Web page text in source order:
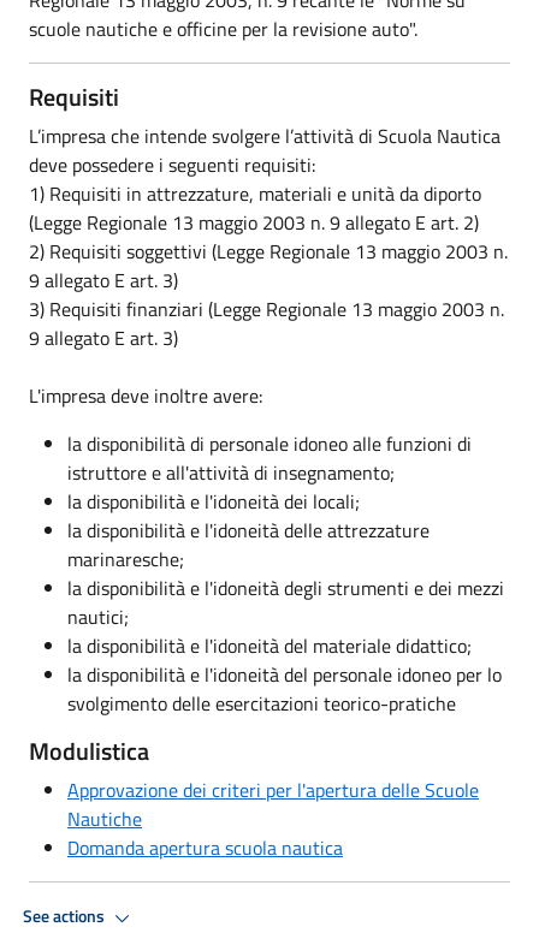
scuole nautiche e officine per la revisione auto".
Requisiti
L’impresa che intende svolgere l’attività di Scuola Nautica
deve possedere i seguenti requisiti:
1) Requisiti in attrezzature, materiali e unità da diporto
(Legge Regionale 13 maggio 2003 n. 9 allegato E art. 2)
2) Requisiti soggettivi (Legge Regionale 13 maggio 2003 n.
9 allegato E art. 3)
3) Requisiti finanziari (Legge Regionale 13 maggio 2003 n.
9 allegato E art. 3)
L'impresa deve inoltre avere:
la disponibilità di personale idoneo alle funzioni di
istruttore e all'attività di insegnamento;
la disponibilità e l'idoneità dei locali;
la disponibilità e l'idoneità delle attrezzature
marinaresche;
la disponibilità e l'idoneità degli strumenti e dei mezzi
nautici;
la disponibilità e l'idoneità del materiale didattico;
la disponibilità e l'idoneità del personale idoneo per lo
svolgimento delle esercitazioni teorico-pratiche
Modulistica
Approvazione dei criteri per l'apertura delle Scuole
Nautiche
Domanda apertura scuola nautica
See actions